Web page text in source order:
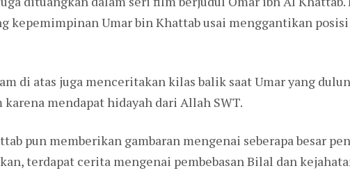
kepemimpinan Umar bin Khattab usai menggantikan posisi
di atas juga menceritakan kilas balik saat Umar yang
mendapat hidayah dari Allah SWT.
pun memberikan gambaran mengenai seberapa besar
terdapat cerita mengenai pembebasan Bilal dan